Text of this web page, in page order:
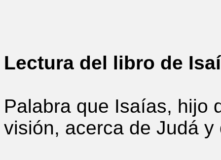
Lectura del libro de
Palabra que Isaías, hijo
visión, acerca de Judá y